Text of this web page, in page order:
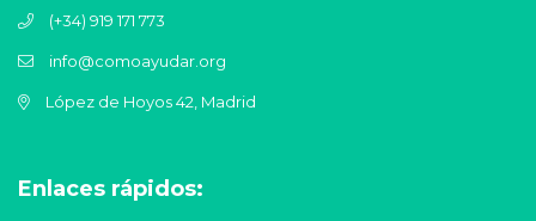
(+34) 919 171 773
info@comoayudar.org
López de Hoyos 42, Madrid
Enlaces rápidos: